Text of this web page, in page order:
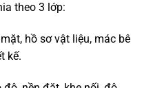
theo 3 lớp:
hồ sơ vật liệu, mác bê
kế.